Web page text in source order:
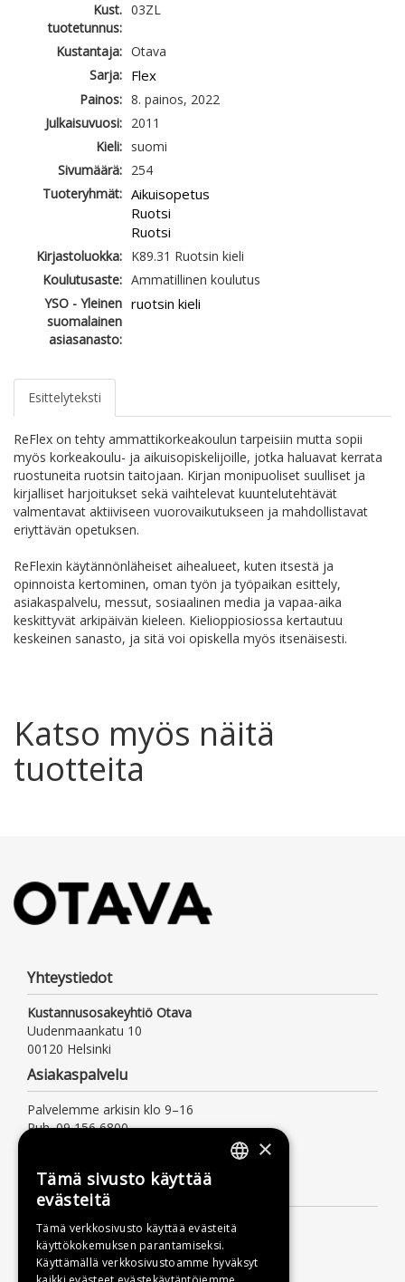
Kust.
tuotetunnus:
03ZL
Kustantaja: Otava
Sarja: Flex
Painos: 8. painos, 2022
Julkaisuvuosi: 2011
Kieli: suomi
Sivumäärä: 254
Tuoteryhmät: Aikuisopetus
Ruotsi
Ruotsi
Kirjastoluokka: K89.31 Ruotsin kieli
Koulutusaste: Ammatillinen koulutus
YSO - Yleinen
suomalainen
asiasanasto:
ruotsin kieli
Esittelyteksti
ReFlex on tehty ammattikorkeakoulun tarpeisiin mutta sopii
myös korkeakoulu- ja aikuisopiskelijoille, jotka haluavat kerrata
ruostuneita ruotsin taitojaan. Kirjan monipuoliset suulliset ja
kirjalliset harjoitukset sekä vaihtelevat kuuntelutehtävät
valmentavat aktiiviseen vuorovaikutukseen ja mahdollistavat
eriyttävän opetuksen.
ReFlexin käytännönläheiset aihealueet, kuten itsestä ja
opinnoista kertominen, oman työn ja työpaikan esittely,
asiakaspalvelu, messut, sosiaalinen media ja vapaa-aika
keskittyvät arkipäivän kieleen. Kielioppiosiossa kertautuu
keskeinen sanasto, ja sitä voi opiskella myös itsenäisesti.
Katso myös näitä
tuotteita
Yhteystiedot
Kustannusosakeyhtiö Otava
Uudenmaankatu 10
00120 Helsinki
Asiakaspalvelu
Palvelemme arkisin klo 9–16
Puh. 09 156 6800
Lisätietoa
Toimitusehdot
Käyttöohjeet
Tietosuojaseloste
×
Tämä sivusto käyttää
evästeitä
Tämä verkkosivusto käyttää evästeitä
käyttökokemuksen parantamiseksi.
Käyttämällä verkkosivustoamme hyväksyt